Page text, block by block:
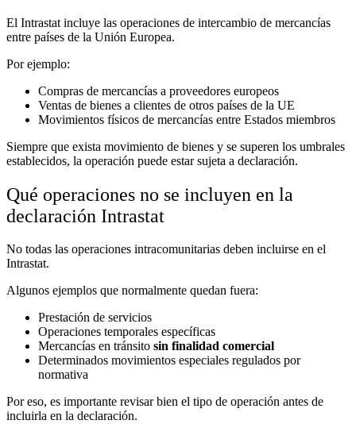
El Intrastat incluye las operaciones de intercambio de mercancías
entre países de la Unión Europea.
Por ejemplo:
Compras de mercancías a proveedores europeos
Ventas de bienes a clientes de otros países de la UE
Movimientos físicos de mercancías entre Estados miembros
Siempre que exista movimiento de bienes y se superen los umbrales
establecidos, la operación puede estar sujeta a declaración.
Qué operaciones no se incluyen en la
declaración Intrastat
No todas las operaciones intracomunitarias deben incluirse en el
Intrastat.
Algunos ejemplos que normalmente quedan fuera:
Prestación de servicios
Operaciones temporales específicas
Mercancías en tránsito sin finalidad comercial
Determinados movimientos especiales regulados por
normativa
Por eso, es importante revisar bien el tipo de operación antes de
incluirla en la declaración.